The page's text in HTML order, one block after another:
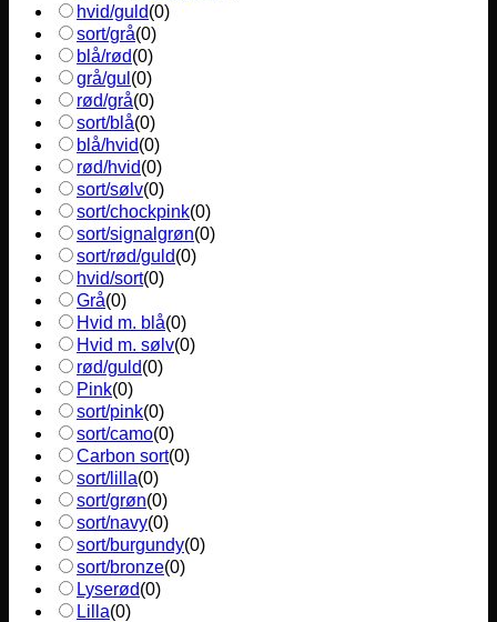
hvid/guld(0)
sort/grå(0)
blå/rød(0)
grå/gul (0)
rød/grå(0)
sort/blå(0)
blå/hvid(0)
rød/hvid(0)
sort/sølv(0)
sort/chockpink(0)
sort/signalgrøn(0)
sort/rød/guld(0)
hvid/sort(0)
Grå(0)
Hvid m. blå(0)
Hvid m. sølv(0)
rød/guld(0)
Pink(0)
sort/pink(0)
sort/camo(0)
Carbon sort(0)
sort/lilla(0)
sort/grøn(0)
sort/navy(0)
sort/burgundy(0)
sort/bronze(0)
Lyserød(0)
Lilla(0)